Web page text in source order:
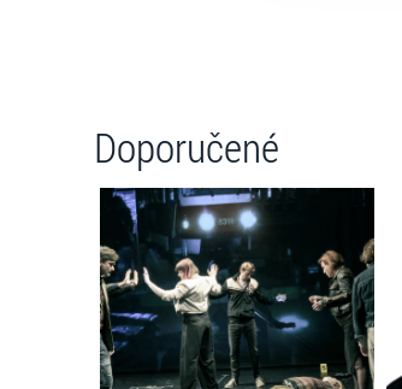
Doporučené